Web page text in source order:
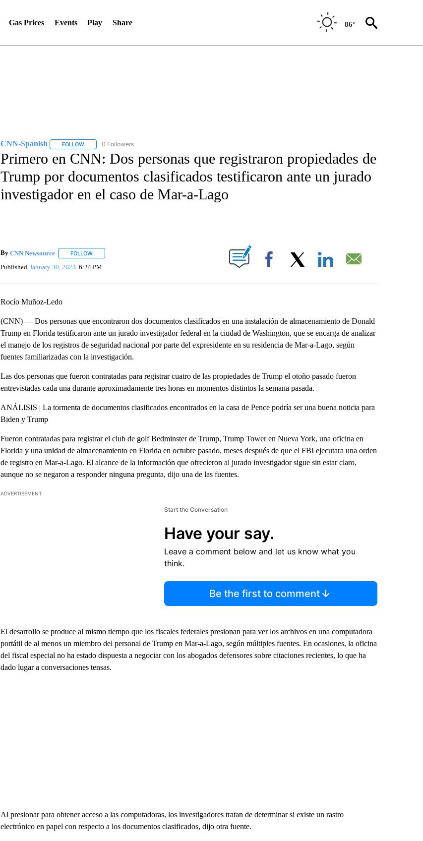
Gas Prices Events Play Share 86°
CNN-Spanish FOLLOWFOLLOW "CNN-SPANISH" TO RECEIVE NOTIFICATIONS ABOUT NEW PAGES ON "CNN-SPANISH".
0 Followers
Primero en CNN: Dos personas que registraron propiedades de
Trump por documentos clasificados testificaron ante un jurado
investigador en el caso de Mar-a-Lago
By CNN Newsource FOLLOWFOLLOW "" TO RECEIVE NOTIFICATIONS ABOUT NEW PAGES ON "".
Published January 30, 2023 6:24 PM Facebook
Rocío Muñoz-Ledo
(CNN) — Dos personas que encontraron dos documentos clasificados en una instalación de almacenamiento de Donald
Trump en Florida testificaron ante un jurado investigador federal en la ciudad de Washington, que se encarga de analizar
el manejo de los registros de seguridad nacional por parte del expresidente en su residencia de Mar-a-Lago, según
fuentes familiarizadas con la investigación.
Las dos personas que fueron contratadas para registrar cuatro de las propiedades de Trump el otoño pasado fueron
entrevistadas cada una durante aproximadamente tres horas en momentos distintos la semana pasada.
ANÁLISIS | La tormenta de documentos clasificados encontrados en la casa de Pence podría ser una buena noticia para
Biden y Trump
Fueron contratadas para registrar el club de golf Bedminster de Trump, Trump Tower en Nueva York, una oficina en
Florida y una unidad de almacenamiento en Florida en octubre pasado, meses después de que el FBI ejecutara una orden
de registro en Mar-a-Lago. El alcance de la información que ofrecieron al jurado investigador sigue sin estar claro,
aunque no se negaron a responder ninguna pregunta, dijo una de las fuentes.
ADVERTISEMENT
Start the Conversation
Have your say.
Leave a comment below and let us know what you
think.
Be the first to comment
El desarrollo se produce al mismo tiempo que los fiscales federales presionan para ver los archivos en una computadora
portátil de al menos un miembro del personal de Trump en Mar-a-Lago, según múltiples fuentes. En ocasiones, la oficina
del fiscal especial no ha estado dispuesta a negociar con los abogados defensores sobre citaciones recientes, lo que ha
dado lugar a conversaciones tensas.
Al presionar para obtener acceso a las computadoras, los investigadores tratan de determinar si existe un rastro
electrónico en papel con respecto a los documentos clasificados, dijo otra fuente.